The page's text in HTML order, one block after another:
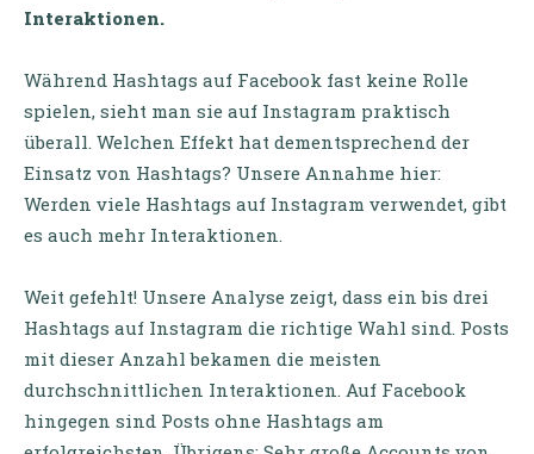
Interaktionen.
Während Hashtags auf Facebook fast keine Rolle
spielen, sieht man sie auf Instagram praktisch
überall. Welchen Effekt hat dementsprechend der
Einsatz von Hashtags? Unsere Annahme hier:
Werden viele Hashtags auf Instagram verwendet, gibt
es auch mehr Interaktionen.
Weit gefehlt! Unsere Analyse zeigt, dass ein bis drei
Hashtags auf Instagram die richtige Wahl sind. Posts
mit dieser Anzahl bekamen die meisten
durchschnittlichen Interaktionen. Auf Facebook
hingegen sind Posts ohne Hashtags am